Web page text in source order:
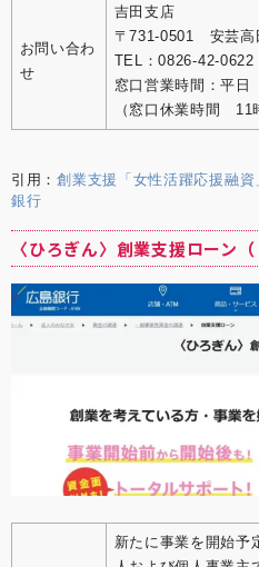
お問い合わ
せ
吉田支店
〒731-0501 安芸高
TEL：0826-42-0622
窓口営業時間：平
（窓口休業時間 11
引用：創業支援「女性活躍応援融
銀行
〈ひろぎん〉創業支援ローン（
新たに事業を開始予